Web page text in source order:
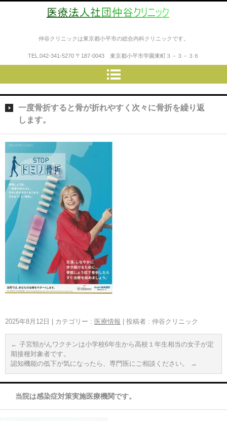
医療法人社団仲谷クリニック
仲谷クリニックは東京都小平市の総合内科クリニックです。
TEL. 042-341-5270 〒187-0043 東京都小平市学園東町３－３－３６
一度骨折すると骨が折れやすく次々に骨折を繰り返
します。
2025年8月12日 カテゴリー : 医療情報 投稿者 : 仲谷クリニック
← 子宮頸がんワクチンは小学校6年生から高校１年生相当の女子が定
期接種対象者です。
認知機能の低下が気になったら、専門医にご相談ください。
→
当院は感染症対策実施医療機関です。